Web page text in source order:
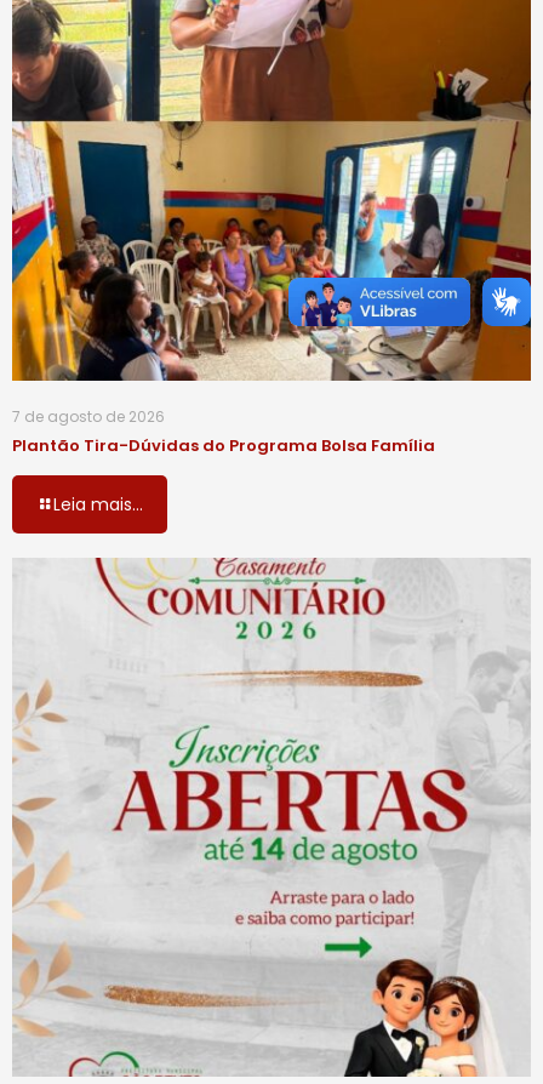
7 de agosto de 2026
Plantão Tira-Dúvidas do Programa Bolsa Família
Leia mais...